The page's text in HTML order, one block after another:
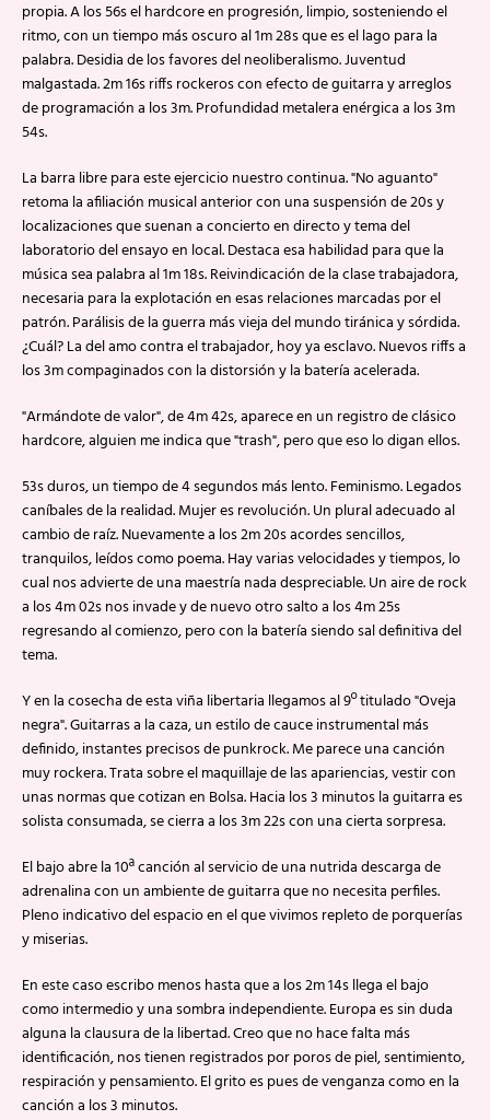
propia. A los 56s el hardcore en progresión, limpio, sosteniendo el
ritmo, con un tiempo más oscuro al 1m 28s que es el lago para la
palabra. Desidia de los favores del neoliberalismo. Juventud
malgastada. 2m 16s riffs rockeros con efecto de guitarra y arreglos
de programación a los 3m. Profundidad metalera enérgica a los 3m
54s.
La barra libre para este ejercicio nuestro continua. "No aguanto"
retoma la afiliación musical anterior con una suspensión de 20s y
localizaciones que suenan a concierto en directo y tema del
laboratorio del ensayo en local. Destaca esa habilidad para que la
música sea palabra al 1m 18s. Reivindicación de la clase trabajadora,
necesaria para la explotación en esas relaciones marcadas por el
patrón. Parálisis de la guerra más vieja del mundo tiránica y sórdida.
¿Cuál? La del amo contra el trabajador, hoy ya esclavo. Nuevos riffs a
los 3m compaginados con la distorsión y la batería acelerada.
"Armándote de valor", de 4m 42s, aparece en un registro de clásico
hardcore, alguien me indica que "trash", pero que eso lo digan ellos.
53s duros, un tiempo de 4 segundos más lento. Feminismo. Legados
caníbales de la realidad. Mujer es revolución. Un plural adecuado al
cambio de raíz. Nuevamente a los 2m 20s acordes sencillos,
tranquilos, leídos como poema. Hay varias velocidades y tiempos, lo
cual nos advierte de una maestría nada despreciable. Un aire de rock
a los 4m 02s nos invade y de nuevo otro salto a los 4m 25s
regresando al comienzo, pero con la batería siendo sal definitiva del
tema.
Y en la cosecha de esta viña libertaria llegamos al 9º titulado "Oveja
negra". Guitarras a la caza, un estilo de cauce instrumental más
definido, instantes precisos de punkrock. Me parece una canción
muy rockera. Trata sobre el maquillaje de las apariencias, vestir con
unas normas que cotizan en Bolsa. Hacia los 3 minutos la guitarra es
solista consumada, se cierra a los 3m 22s con una cierta sorpresa.
El bajo abre la 10ª canción al servicio de una nutrida descarga de
adrenalina con un ambiente de guitarra que no necesita perfiles.
Pleno indicativo del espacio en el que vivimos repleto de porquerías
y miserias.
En este caso escribo menos hasta que a los 2m 14s llega el bajo
como intermedio y una sombra independiente. Europa es sin duda
alguna la clausura de la libertad. Creo que no hace falta más
identificación, nos tienen registrados por poros de piel, sentimiento,
respiración y pensamiento. El grito es pues de venganza como en la
canción a los 3 minutos.